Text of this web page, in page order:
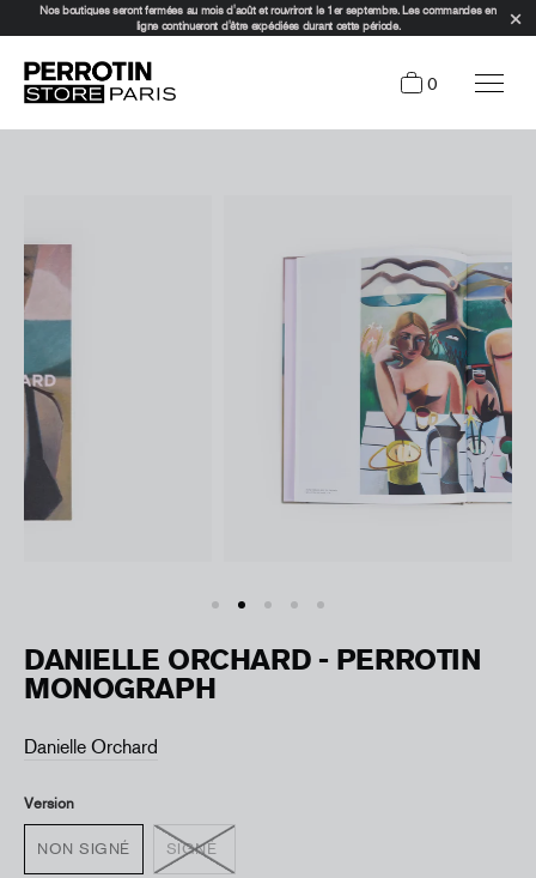
Nos boutiques seront fermées au mois d'août et rouvriront le 1er septembre. Les commandes en
ligne continueront d'être expédiées durant cette période.
0
DANIELLE ORCHARD - PERROTIN
MONOGRAPH
Danielle Orchard
Version
NON SIGNÉ SIGNÉ